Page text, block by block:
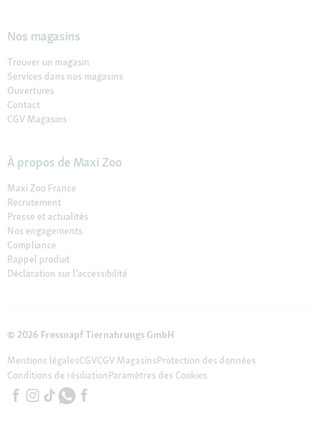
Nos magasins
Trouver un magasin
Services dans nos magasins
Ouvertures
Contact
CGV Magasins
À propos de Maxi Zoo
Maxi Zoo France
Recrutement
Presse et actualités
Nos engagements
Compliance
Rappel produit
Déclaration sur l’accessibilité
© 2026 Fressnapf Tiernahrungs GmbH
Mentions légalesCGVCGV MagasinsProtection des données
Conditions de résiliationParamètres des Cookies